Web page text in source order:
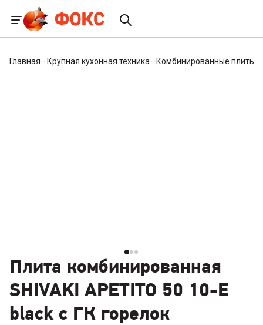
Главная—Крупная кухонная техника—Комбинированные плиты
Плита комбинированная
SHIVAKI APETITO 50 10-E
black с ГК горелок